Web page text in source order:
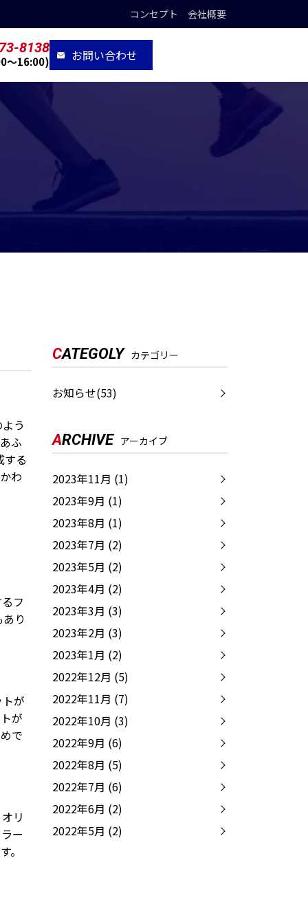
コンセプト 会社概要
8138
〜16:00) お問い合わせ
う
ふ
する
わ
フ
り
が
が
で
リ
ー
。
CATEGOLY カテゴリー
お知らせ(53)
ARCHIVE アーカイブ
2023年11月 (1)
2023年9月 (1)
2023年8月 (1)
2023年7月 (2)
2023年5月 (2)
2023年4月 (2)
2023年3月 (3)
2023年2月 (3)
2023年1月 (2)
2022年12月 (5)
2022年11月 (7)
2022年10月 (3)
2022年9月 (6)
2022年8月 (5)
2022年7月 (6)
2022年6月 (2)
2022年5月 (2)